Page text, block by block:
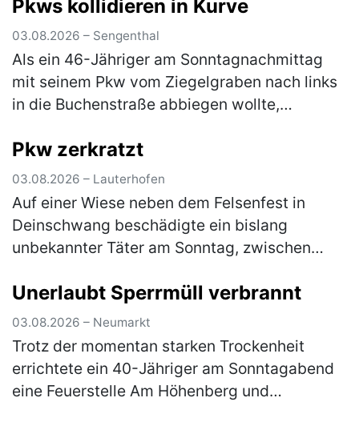
Pkws kollidieren in Kurve
03.08.2026 – Sengenthal
Als ein 46-Jähriger am Sonntagnachmittag
mit seinem Pkw vom Ziegelgraben nach links
in die Buchenstraße abbiegen wollte,
die nicht weit genug rechts fuhr.…
Pkw zerkratzt
03.08.2026 – Lauterhofen
Auf einer Wiese neben dem Felsenfest in
Deinschwang beschädigte ein bislang
unbekannter Täter am Sonntag, zwischen
geparkten, silbernen Kia. Die linke
Fahrzeugseite…(mehr)
Unerlaubt Sperrmüll verbrannt
03.08.2026 – Neumarkt
Trotz der momentan starken Trockenheit
errichtete ein 40-Jähriger am Sonntagabend
eine Feuerstelle Am Höhenberg und